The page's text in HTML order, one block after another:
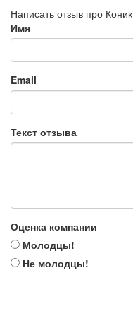
Написать отзыв про Коник
Имя
Email
Текст отзыва
Оценка компании
Молодцы!
Не молодцы!